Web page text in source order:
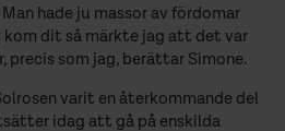
hade ju massor av fördomar
kom dit så märkte jag att det var
precis som jag, berättar Simone.
varit en återkommande del
idag att gå på enskilda